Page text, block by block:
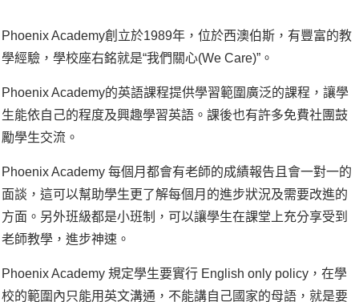
Phoenix Academy創立於1989年，位於西澳伯斯，有豐富的教
學經驗，學校座右銘就是“我們關心(We Care)”。
Phoenix Academy的英語課程提供學習範圍廣泛的課程，讓學
生能依自己的程度及興趣學習英語。課後也有許多免費社團鼓
勵學生交流。
Phoenix Academy 每個月都會有老師的成績報告且會一對一的
面談，這可以幫助學生更了解每個月的進步狀況及需要改進的
方面。另外班級都是小班制，可以讓學生在課堂上充分享受到
老師教學，進步神速。
Phoenix Academy 規定學生要實行 English only policy，在學
校的範圍內只能用英文溝通，不能講自己國家的母語，就是要